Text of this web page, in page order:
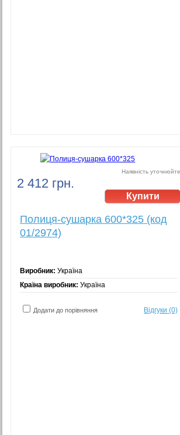
2 412 грн.
Наявність уточнюйте
Полиця-сушарка 600*325 (код
01/2974)
Виробник: Україна
Країна виробник: Україна
Додати до порівняння Відгуки (0)